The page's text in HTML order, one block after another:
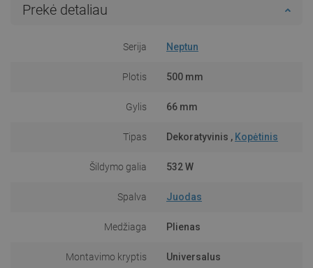
Prekė detaliau
Serija Neptun
Plotis 500 mm
Gylis 66 mm
Tipas Dekoratyvinis , Kopėtinis
Šildymo galia 532 W
Spalva Juodas
Medžiaga Plienas
Montavimo kryptis Universalus